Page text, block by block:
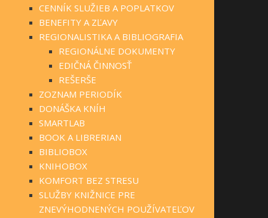
CENNÍK SLUŽIEB A POPLATKOV
BENEFITY A ZĽAVY
REGIONALISTIKA A BIBLIOGRAFIA
REGIONÁLNE DOKUMENTY
EDIČNÁ ČINNOSŤ
REŠERŠE
ZOZNAM PERIODÍK
DONÁŠKA KNÍH
SMARTLAB
BOOK A LIBRERIAN
BIBLIOBOX
KNIHOBOX
KOMFORT BEZ STRESU
SLUŽBY KNIŽNICE PRE
ZNEVÝHODNENÝCH POUŽÍVATEĽOV